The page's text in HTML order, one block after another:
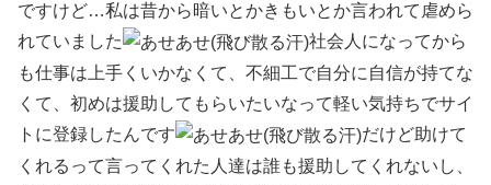
ですけど…私は昔から暗いとかきもいとか言われて虐めら
れていました
社会人になってから
も仕事は上手くいかなくて、不細工で自分に自信が持てな
くて、初めは援助してもらいたいなって軽い気持ちでサイ
トに登録したんです
だけど助けて
くれるって言ってくれた人達は誰も援助してくれないし、